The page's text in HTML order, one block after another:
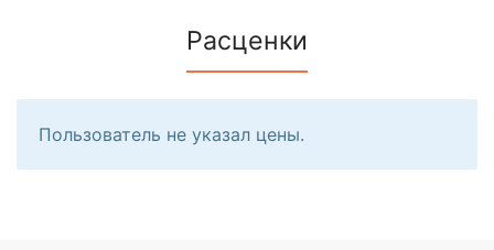
Расценки
Пользователь не указал цены.